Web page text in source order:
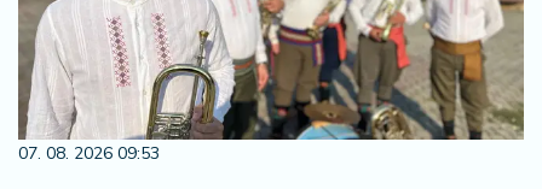
07. 08. 2026 09:53